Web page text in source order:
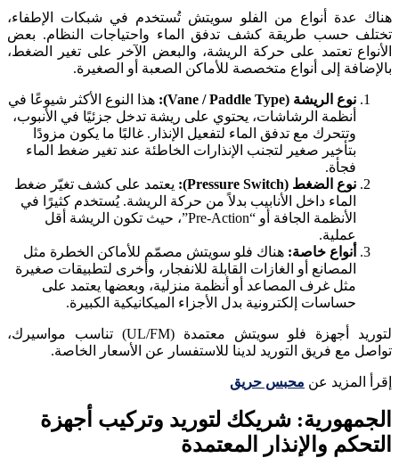
هناك عدة أنواع من الفلو سويتش تُستخدم في شبكات الإطفاء،
تختلف حسب طريقة كشف تدفق الماء واحتياجات النظام. بعض
الأنواع تعتمد على حركة الريشة، والبعض الآخر على تغير الضغط،
بالإضافة إلى أنواع متخصصة للأماكن الصعبة أو الصغيرة.
نوع الريشة (Vane / Paddle Type):
هذا النوع الأكثر شيوعًا في
أنظمة الرشاشات، يحتوي على ريشة تدخل جزئيًا في الأنبوب،
وتتحرك مع تدفق الماء لتفعيل الإنذار. غالبًا ما يكون مزودًا
بتأخير صغير لتجنب الإنذارات الخاطئة عند تغير ضغط الماء
فجأة.
نوع الضغط (Pressure Switch):
يعتمد على كشف تغيّر ضغط
الماء داخل الأنابيب بدلاً من حركة الريشة. يُستخدم كثيرًا في
الأنظمة الجافة أو “Pre‑Action”، حيث تكون الريشة أقل
عملية.
أنواع خاصة: هناك فلو سويتش مصمّم للأماكن الخطرة مثل
المصانع أو الغازات القابلة للانفجار، وأخرى لتطبيقات صغيرة
مثل غرف المصاعد أو أنظمة منزلية، وبعضها يعتمد على
حساسات إلكترونية بدل الأجزاء الميكانيكية الكبيرة.
لتوريد أجهزة فلو سويتش معتمدة (UL/FM) تناسب مواسيرك،
تواصل مع فريق التوريد لدينا للاستفسار عن الأسعار الخاصة.
إقرأ المزيد عن محبس حريق
الجمهورية: شريكك لتوريد وتركيب أجهزة
التحكم والإنذار المعتمدة